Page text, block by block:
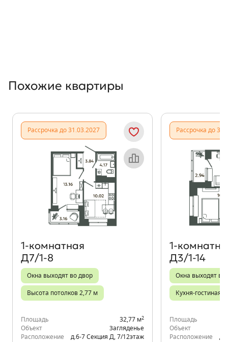
Похожие квартиры
Рассрочка до 31.03.2027
Объект месяца
1‑комнатная
Д7/1-8
Окна выходят во двор
Высота потолков 2,77 м
Площадь 32,77 м2
Объект
Загляденье
Расположение
д.6-7 Секция Д 7/12этаж
Рассрочка до
Д3/1-14
Окна выходят во
Кухня-гостиная
Площадь
Объект
Расположение